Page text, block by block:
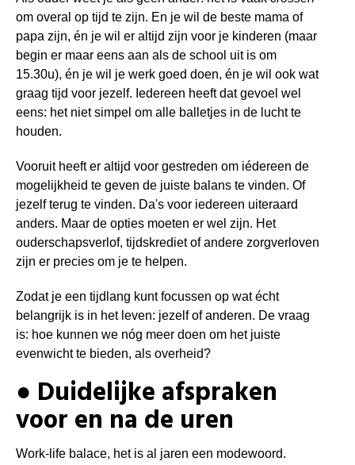
om overal op tijd te zijn. En je wil de beste mama of
papa zijn, én je wil er altijd zijn voor je kinderen (maar
begin er maar eens aan als de school uit is om
15.30u), én je wil je werk goed doen, én je wil ook wat
graag tijd voor jezelf. Iedereen heeft dat gevoel wel
eens: het niet simpel om alle balletjes in de lucht te
houden.
Vooruit heeft er altijd voor gestreden om iédereen de
mogelijkheid te geven de juiste balans te vinden. Of
jezelf terug te vinden. Da's voor iedereen uiteraard
anders. Maar de opties moeten er wel zijn. Het
ouderschapsverlof, tijdskrediet of andere zorgverloven
zijn er precies om je te helpen.
Zodat je een tijdlang kunt focussen op wat écht
belangrijk is in het leven: jezelf of anderen. De vraag
is: hoe kunnen we nóg meer doen om het juiste
evenwicht te bieden, als overheid?
● Duidelijke afspraken
voor en na de uren
Work-life balace, het is al jaren een modewoord.